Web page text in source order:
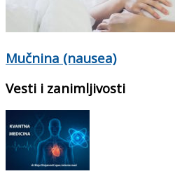
Mučnina (nausea)
Vesti i zanimljivosti